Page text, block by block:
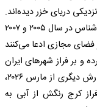
دریای خزر دیده‌اند.
چند مورد دیگر نیز مربوط به مشاهده این اشیای ناشناس در سال ۲۰۰۵ و ۲۰۰۷
مجازی ادعا می‌کنند
بر فراز شهر‌های ایران
از جمله تهران و رشت تغییر جهت داده است. گزارش دیگری از مارس ۲۰۲۶،
کرج رنگش از آبی به